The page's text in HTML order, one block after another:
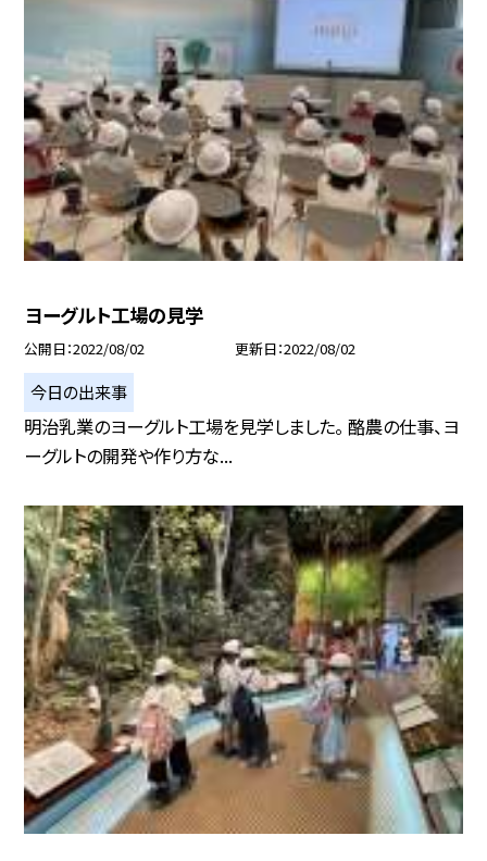
ヨーグルト工場の見学
公開日 2022/08/02 更新日 2022/08/02
今日の出来事
明治乳業のヨーグルト工場を見学しました。 酪農の仕事、ヨ
ーグルトの開発や作り方な...